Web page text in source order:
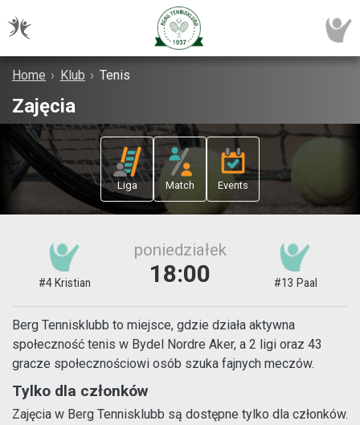
Home › Klub › Tenis
Zajęcia
Liga Match Events
#4 Kristian
poniedziałek
18:00 #13 Paal
Berg Tennisklubb to miejsce, gdzie działa aktywna
społeczność tenis w Bydel Nordre Aker, a 2 ligi oraz 43
gracze społecznościowi osób szuka fajnych meczów.
Tylko dla członków
Zajęcia w Berg Tennisklubb są dostępne tylko dla członków.